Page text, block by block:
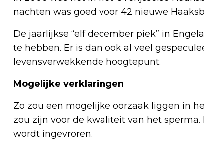
nachten was goed voor 42 nieuwe
De jaarlijkse “elf december piek” in
te hebben. Er is dan ook al veel
levensverwekkende hoogtepunt.
Mogelijke verklaringen
Zo zou een mogelijke oorzaak liggen in
zou zijn voor de kwaliteit van het
wordt ingevroren.